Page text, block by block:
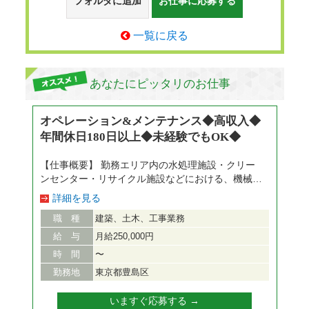
一覧に戻る
あなたにピッタリのお仕事
オペレーション&メンテナンス◆高収入◆
年間休日180日以上◆未経験でもOK◆
【仕事概要】 勤務エリア内の水処理施設・クリー
ンセンター・リサイクル施設などにおける、機械設
備の『点検・監視・メンテナンス』業務を担当頂き
ます。 【仕事詳細】 ■「運転」「保守」「点検」
「管理」を行います！ルーティン業務をする中で着
実にスキルアップ！ ・各種機械操作(クレーン操
作・グリスアップ） ・モニター監視業務 ・保守保
全、点検、整備業務(機械、電気、ボイラーなど) ・
機材トラブル対応 ・薬剤の管理 ・報告書作成 な
基盤も盤石です。 「安定した環境で長期的に活躍
詳細を見る
職 種
建築、土木、工事業務
給 与
月給250,000円
時 間
〜
勤務地
東京都豊島区
いますぐ応募する →